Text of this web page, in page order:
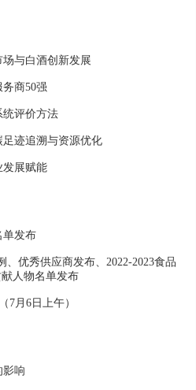
与白酒创新发展
商50强
评价方法
迹追溯与资源优化
展赋能
单发布
、优秀供应商发布、2022-2023食品
人物名单发布
7月6日上午）
影响